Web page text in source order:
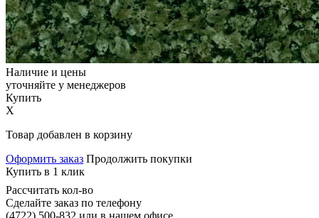
Наличие и цены
уточняйте у менеджеров
Купить
X
Товар добавлен в корзину
Оформить заказ Продолжить покупки
Купить в 1 клик
Рассчитать кол-во
Сделайте заказ по телефону
(4722) 500-832 или в нашем офисе